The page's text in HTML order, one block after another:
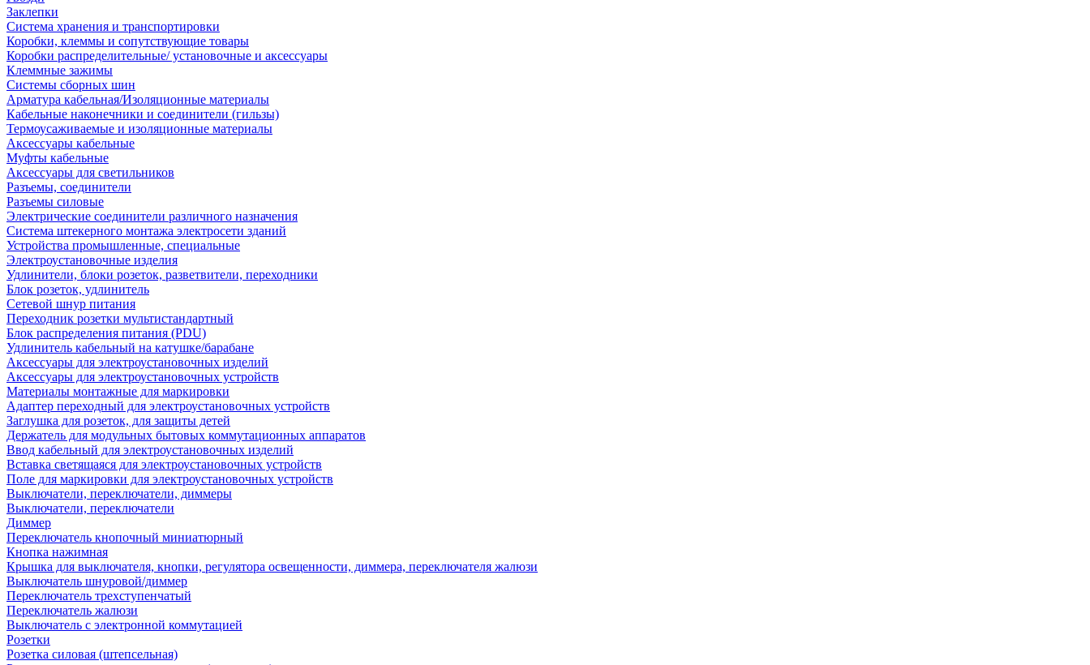
Заклепки
Система хранения и транспортировки
Коробки, клеммы и сопутствующие товары
Коробки распределительные/ установочные и аксессуары
Клеммные зажимы
Системы сборных шин
Арматура кабельная/Изоляционные материалы
Кабельные наконечники и соединители (гильзы)
Термоусаживаемые и изоляционные материалы
Аксессуары кабельные
Муфты кабельные
Аксессуары для светильников
Разъемы, соединители
Разъемы силовые
Электрические соединители различного назначения
Система штекерного монтажа электросети зданий
Устройства промышленные, специальные
Электроустановочные изделия
Удлинители, блоки розеток, разветвители, переходники
Блок розеток, удлинитель
Сетевой шнур питания
Переходник розетки мультистандартный
Блок распределения питания (PDU)
Удлинитель кабельный на катушке/барабане
Аксессуары для электроустановочных изделий
Аксессуары для электроустановочных устройств
Материалы монтажные для маркировки
Адаптер переходный для электроустановочных устройств
Заглушка для розеток, для защиты детей
Держатель для модульных бытовых коммутационных аппаратов
Ввод кабельный для электроустановочных изделий
Вставка светящаяся для электроустановочных устройств
Поле для маркировки для электроустановочных устройств
Выключатели, переключатели, диммеры
Выключатели, переключатели
Диммер
Переключатель кнопочный миниатюрный
Кнопка нажимная
Крышка для выключателя, кнопки, регулятора освещенности, диммера, переключателя жалюзи
Выключатель шнуровой/диммер
Переключатель трехступенчатый
Переключатель жалюзи
Выключатель с электронной коммутацией
Розетки
Розетка силовая (штепсельная)